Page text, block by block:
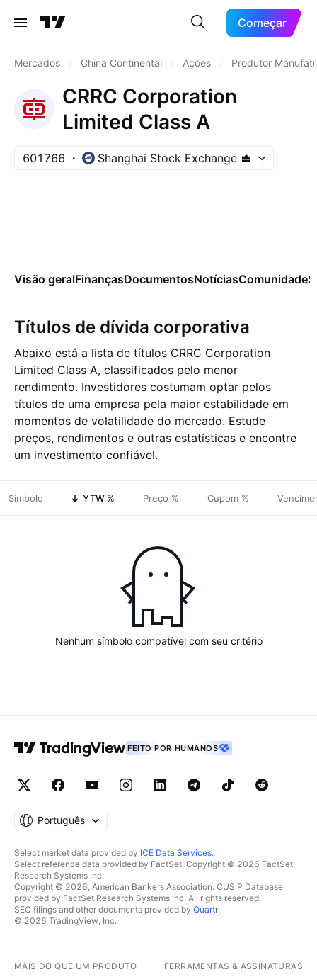
Começar
Mercados China Continental Ações Produtor
CRRC Corporation
Limited Class A
601766 Shanghai Stock Exchange
Visão geralFinançasDocumentosNotíciasComunidade
Títulos de dívida corporativa
Abaixo está a lista de títulos CRRC Corporation
Limited Class A, classificados pelo menor
rendimento. Investidores costumam optar pelos
títulos de uma empresa pela maior estabilidade em
momentos de volatilidade do mercado. Estude
preços, rendimentos e outras estatísticas e encontre
um investimento confiável.
Símbolo YTW % Preço % Cupom %
Nenhum símbolo compatível com seu critério
FEITO POR HUMANOS
Português
Select market data provided by ICE Data Services.
Select reference data provided by FactSet. Copyright © 2026 FactSet
Research Systems Inc.
Copyright © 2026, American Bankers Association. CUSIP Database
provided by FactSet Research Systems Inc. All rights reserved.
SEC filings and other documents provided by Quartr.
© 2026 TradingView, Inc.
MAIS DO QUE UM PRODUTO FERRAMENTAS & ASSINATURAS